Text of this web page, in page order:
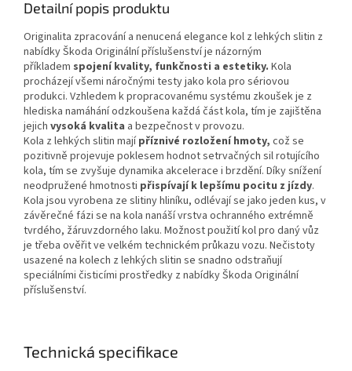
Detailní popis produktu
Originalita zpracování a nenucená elegance kol z lehkých slitin z
nabídky Škoda Originální příslušenství je názorným
příkladem spojení kvality, funkčnosti a estetiky. Kola
procházejí všemi náročnými testy jako kola pro sériovou
produkci. Vzhledem k propracovanému systému zkoušek je z
hlediska namáhání odzkoušena každá část kola, tím je zajištěna
jejich vysoká kvalita a bezpečnost v provozu.
Kola z lehkých slitin majípříznivé rozložení hmoty, což se
pozitivně projevuje poklesem hodnot setrvačných sil rotujícího
kola, tím se zvyšuje dynamika akcelerace i brzdění. Díky snížení
neodpružené hmotnosti přispívají k lepšímu pocitu z jízdy.
Kola jsou vyrobena ze slitiny hliníku, odlévají se jako jeden kus, v
závěrečné fázi se na kola nanáší vrstva ochranného extrémně
tvrdého, žáruvzdorného laku. Možnost použití kol pro daný vůz
je třeba ověřit ve velkém technickém průkazu vozu. Nečistoty
usazené na kolech z lehkých slitin se snadno odstraňují
speciálními čisticími prostředky z nabídky Škoda Originální
příslušenství.
Technická specifikace